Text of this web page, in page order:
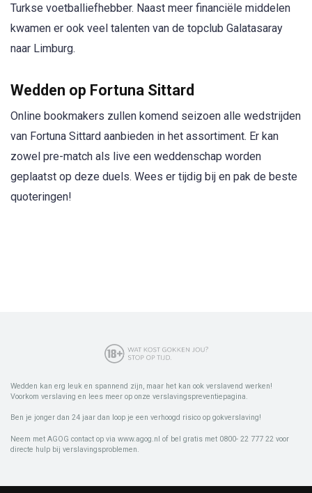
Turkse voetballiefhebber. Naast meer financiële middelen
kwamen er ook veel talenten van de topclub Galatasaray
naar Limburg.
Wedden op Fortuna Sittard
Online bookmakers zullen komend seizoen alle wedstrijden
van Fortuna Sittard aanbieden in het assortiment. Er kan
zowel pre-match als live een weddenschap worden
geplaatst op deze duels. Wees er tijdig bij en pak de beste
quoteringen!
Wedden kan erg leuk en spannend zijn, maar het kan ook verslavend werken!
Voorkom verslaving en lees meer op onze verslavingspreventiepagina.
Ben je jonger dan 24 jaar dan loop je een verhoogd risico op gokverslaving!
Neem met AGOG contact op via www.agog.nl of bel gratis met 0800- 22 777 22 voor
directe hulp bij verslavingsproblemen.